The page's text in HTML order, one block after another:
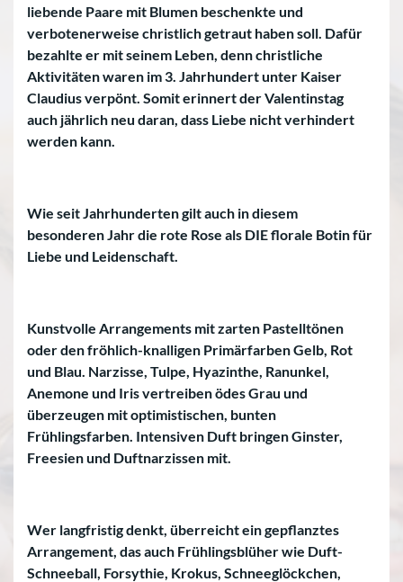
liebende Paare mit Blumen beschenkte und
verbotenerweise christlich getraut haben soll. Dafür
bezahlte er mit seinem Leben, denn christliche
Aktivitäten waren im 3. Jahrhundert unter Kaiser
Claudius verpönt. Somit erinnert der Valentinstag
auch jährlich neu daran, dass Liebe nicht verhindert
werden kann.
Wie seit Jahrhunderten gilt auch in diesem
besonderen Jahr die rote Rose als DIE florale Botin für
Liebe und Leidenschaft.
Kunstvolle Arrangements mit zarten Pastelltönen
oder den fröhlich-knalligen Primärfarben Gelb, Rot
und Blau. Narzisse, Tulpe, Hyazinthe, Ranunkel,
Anemone und Iris vertreiben ödes Grau und
überzeugen mit optimistischen, bunten
Frühlingsfarben. Intensiven Duft bringen Ginster,
Freesien und Duftnarzissen mit.
Wer langfristig denkt, überreicht ein gepflanztes
Arrangement, das auch Frühlingsblüher wie Duft-
Schneeball, Forsythie, Krokus, Schneeglöckchen,